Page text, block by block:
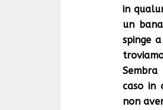
in
un
spinge
caso in
non